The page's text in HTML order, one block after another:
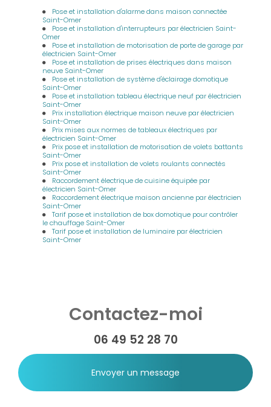
Pose et installation d'alarme dans maison connectée
Saint-Omer
Pose et installation d'interrupteurs par électricien Saint-
Omer
Pose et installation de motorisation de porte de garage par
électricien Saint-Omer
Pose et installation de prises électriques dans maison
neuve Saint-Omer
Pose et installation de système d'éclairage domotique
Saint-Omer
Pose et installation tableau électrique neuf par électricien
Saint-Omer
Prix installation électrique maison neuve par électricien
Saint-Omer
Prix mises aux normes de tableaux électriques par
électricien Saint-Omer
Prix pose et installation de motorisation de volets battants
Saint-Omer
Prix pose et installation de volets roulants connectés
Saint-Omer
Raccordement électrique de cuisine équipée par
électricien Saint-Omer
Raccordement électrique maison ancienne par électricien
Saint-Omer
Tarif pose et installation de box domotique pour contrôler
le chauffage Saint-Omer
Tarif pose et installation de luminaire par électricien
Saint-Omer
Contactez-moi
06 49 52 28 70
Envoyer un message